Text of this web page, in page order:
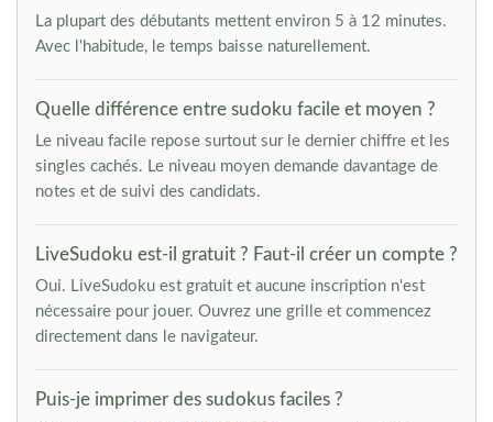
La plupart des débutants mettent environ 5 à 12 minutes.
Avec l'habitude, le temps baisse naturellement.
Quelle différence entre sudoku facile et moyen ?
Le niveau facile repose surtout sur le dernier chiffre et les
singles cachés. Le niveau moyen demande davantage de
notes et de suivi des candidats.
LiveSudoku est-il gratuit ? Faut-il créer un compte ?
Oui. LiveSudoku est gratuit et aucune inscription n'est
nécessaire pour jouer. Ouvrez une grille et commencez
directement dans le navigateur.
Puis-je imprimer des sudokus faciles ?